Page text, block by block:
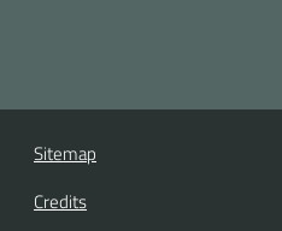
Sitemap
Credits